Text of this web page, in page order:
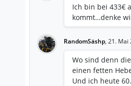
Ich bin bei 433€
kommt…denke
RandomSäshp, 21. Mai
Wo sind denn
einen fetten
Und ich heute